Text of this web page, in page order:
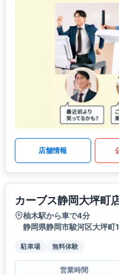
店舗情報
カーブス静岡大坪町
柚木駅から車で4分
静岡県静岡市駿河区大坪
駐車場 無料体験
営業時間